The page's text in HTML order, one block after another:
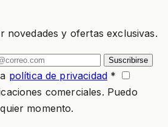
novedades y ofertas exclusivas.
Suscribirse
política de privacidad *
comerciales. Puedo
momento.